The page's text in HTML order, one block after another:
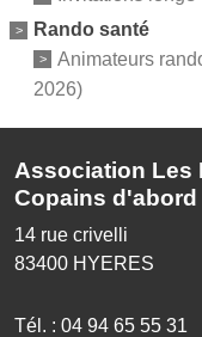
Rando santé
Animateurs
2026)
Association Les
Copains d'abord
14 rue crivelli
83400 HYERES
Tél. : 04 94 65 55 31